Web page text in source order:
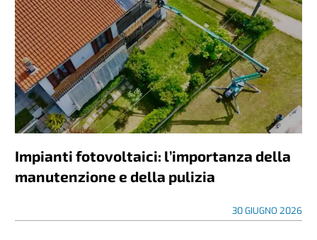
Impianti fotovoltaici: l’importanza della
manutenzione e della pulizia
30 GIUGNO 2026